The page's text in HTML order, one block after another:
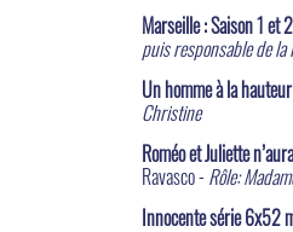
Marseille : Saison 1 et 2
puis responsable de la
Un homme à la hauteur
Christine
Roméo et Juliette
Ravasco - Rôle:
Innocente série 6x52